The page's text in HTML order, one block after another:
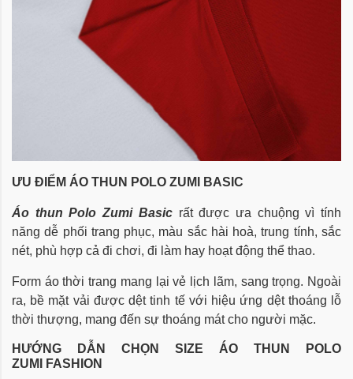
ƯU ĐIỂM ÁO THUN POLO ZUMI BASIC
Áo thun Polo Zumi Basicrất được ưa chuộng vì tính
năng dễ phối trang phục, màu sắc hài hoà, trung tính, sắc
nét, phù hợp cả đi chơi, đi làm hay hoạt động thể thao.
Form áo thời trang mang lại vẻ lịch lãm, sang trọng. Ngoài
ra, bề mặt vải được dệt tinh tế với hiệu ứng dệt thoáng lỗ
thời thượng, mang đến sự thoáng mát cho người mặc.
HƯỚNG DẪN CHỌN SIZE ÁO THUN POLO
ZUMI FASHION